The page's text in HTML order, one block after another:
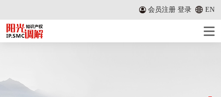
会员注册 登录 EN